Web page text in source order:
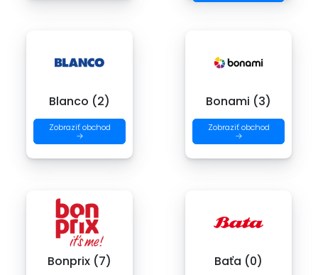
Blanco (2)
Zobraziť obchod
→
Bonami (3)
Zobraziť obchod
→
Bonprix (7) Baťa (0)